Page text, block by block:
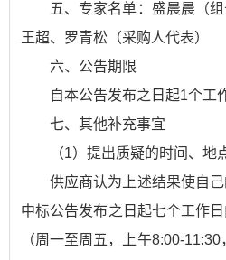
五、专家名单：盛晨晨（
王超、罗青松（采购人代表）
六、公告期限
自本公告发布之日起1个工
七、其他补充事宜
（1）提出质疑的时间、地
供应商认为上述结果使自
中标公告发布之日起七个工作
（周一至周五，上午8:00-